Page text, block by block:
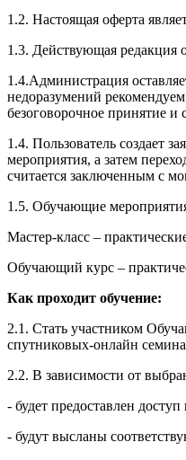
1.2. Настоящая оферта
1.3. Действующая редакция
1.4.Администрация
недоразумений
безоговорочное принятие
1.4. Пользователь создает
мероприятия, а затем
считается заключенным с
1.5. Обучающие
Мастер-класс –
Обучающий курс –
Как проходит обучение:
2.1. Стать участником
спутниковых-онлайн
2.2. В зависимости от
- будет предоставлен
- будут высланы